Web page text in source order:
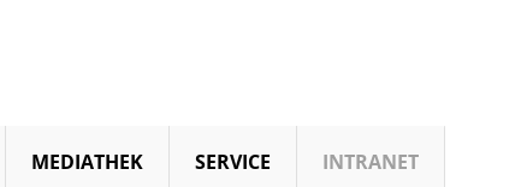
MEDIATHEK SERVICE INTRANET